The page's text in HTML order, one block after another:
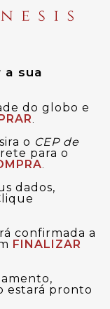
a sua
do globo e
o CEP de
para o
dados,
confirmada a
FINALIZAR
estará pronto